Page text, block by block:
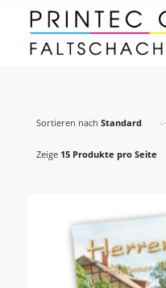
Sortieren nach Standard
Zeige 15 Produkte pro Seite